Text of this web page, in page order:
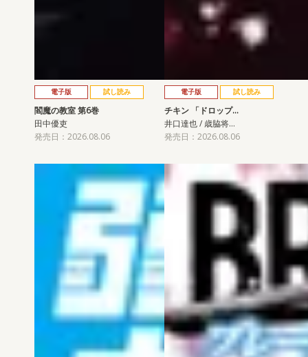
電子版 試し読み
閻魔の教室 第6巻
田中優吏
発売日：2026.08.06
電子版 試し読み
チキン 「ドロップ…
井口達也 / 歳脇将…
発売日：2026.08.06